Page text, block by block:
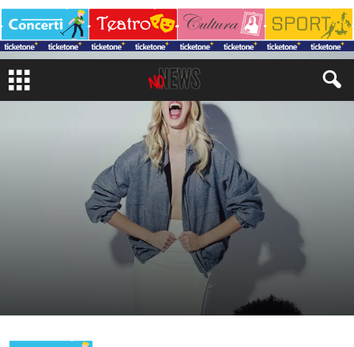
LIFESTYLE FASHION, BEAUTY & STYLE